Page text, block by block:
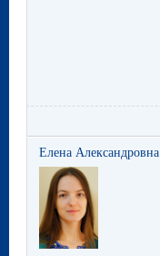
Елена Александровна